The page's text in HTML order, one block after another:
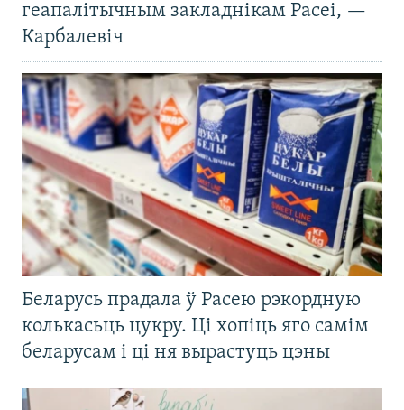
геапалітычным закладнікам Расеі, —
Карбалевіч
Беларусь прадала ў Расею рэкордную
колькасьць цукру. Ці хопіць яго самім
беларусам і ці ня вырастуць цэны